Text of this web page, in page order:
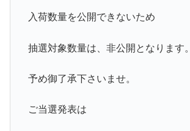
入荷数量を公開できないため
抽選対象数量は、非公開となります。
予め御了承下さいませ。
ご当選発表は